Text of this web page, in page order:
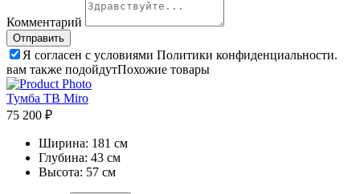
Комментарий
Я согласен с условиями Политики конфиденциальности.
вам также подойдутПохожие товары
Тумба ТВ Miro
75 200 ₽
Ширина: 181 см
Глубина: 43 см
Высота: 57 см